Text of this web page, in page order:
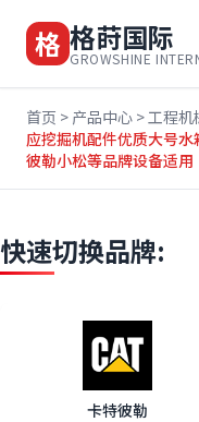
格 格莳国际
GROWSHINE
首页 > 产品中心 >工程机
应挖掘机配件优质大号
彼勒小松等品牌设备适用
快速切换品牌:
卡特彼勒